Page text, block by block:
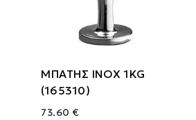
ΜΠΑΤΗΣ ΙΝΟΧ 1KG
(165310)
73.60 €